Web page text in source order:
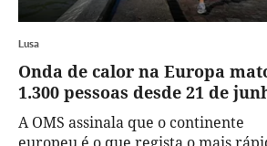
Lusa
Onda de calor na Europa
1.300 pessoas desde 21 de
A OMS assinala que o continente